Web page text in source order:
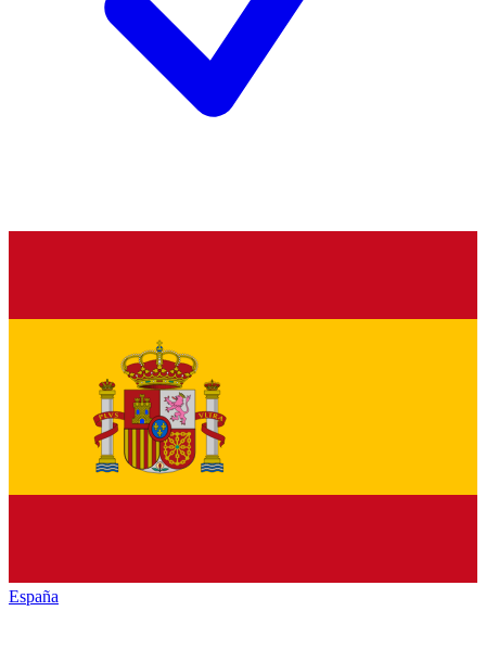
España